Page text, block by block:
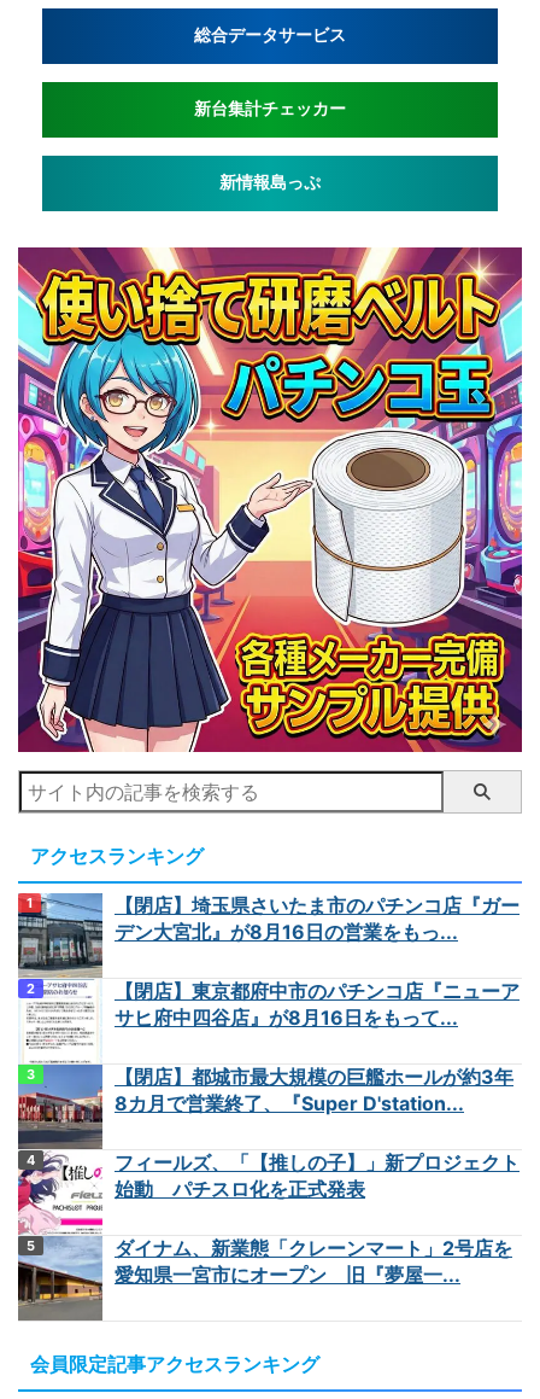
総合データサービス
新台集計チェッカー
新情報島っぷ
アクセスランキング
【閉店】埼玉県さいたま市のパチンコ店『ガー
デン大宮北』が8月16日の営業をもっ...
【閉店】東京都府中市のパチンコ店『ニューア
サヒ府中四谷店』が8月16日をもって...
【閉店】都城市最大規模の巨艦ホールが約3年
8カ月で営業終了、『Super D'station...
フィールズ、「【推しの子】」新プロジェクト
始動 パチスロ化を正式発表
ダイナム、新業態「クレーンマート」2号店を
愛知県一宮市にオープン 旧『夢屋一...
会員限定記事アクセスランキング